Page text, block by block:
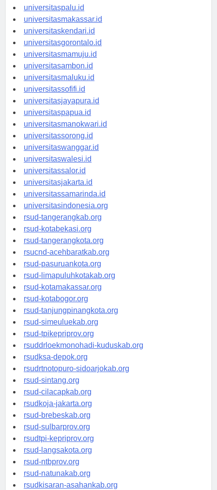
universitasmanado.id
universitaspalu.id
universitasmakassar.id
universitaskendari.id
universitasgorontalo.id
universitasmamuju.id
universitasambon.id
universitasmaluku.id
universitassofifi.id
universitasjayapura.id
universitaspapua.id
universitasmanokwari.id
universitassorong.id
universitaswanggar.id
universitaswalesi.id
universitassalor.id
universitasjakarta.id
universitassamarinda.id
universitasindonesia.org
rsud-tangerangkab.org
rsud-kotabekasi.org
rsud-tangerangkota.org
rsucnd-acehbaratkab.org
rsud-pasuruankota.org
rsud-limapuluhkotakab.org
rsud-kotamakassar.org
rsud-kotabogor.org
rsud-tanjungpinangkota.org
rsud-simeuluekab.org
rsud-tpikepriprov.org
rsuddrloekmonohadi-kuduskab.org
rsudksa-depok.org
rsudrtnotopuro-sidoarjokab.org
rsud-sintang.org
rsud-cilacapkab.org
rsudkoja-jakarta.org
rsud-brebeskab.org
rsud-sulbarprov.org
rsudtpi-kepriprov.org
rsud-langsakota.org
rsud-ntbprov.org
rsud-natunakab.org